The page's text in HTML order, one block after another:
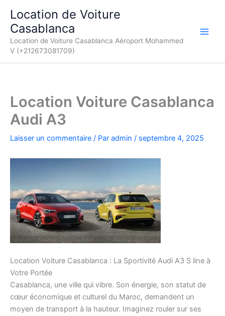
contenu
Location de Voiture
Casablanca
Location de Voiture Casablanca Aéroport Mohammed
V (+212673081709)
Location Voiture Casablanca
Audi A3
Laisser un commentaire / Par admin / septembre 4, 2025
Location Voiture Casablanca : La Sportivité Audi A3 S line à
Votre Portée
Casablanca, une ville qui vibre. Son énergie, son statut de
cœur économique et culturel du Maroc, demandent un
moyen de transport à la hauteur. Imaginez rouler sur ses